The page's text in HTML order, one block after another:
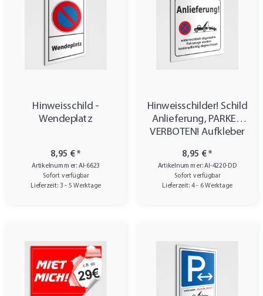
Hinweisschild -
Wendeplatz
8,95 €*
Artikelnummer: AI-6623
Sofort verfügbar
Lieferzeit: 3 - 5 Werktage
Hinweisschilder! Schild
Anlieferung, PARKEN
VERBOTEN! Aufkleber
8,95 €*
Artikelnummer: AI-4220-DD
Sofort verfügbar
Lieferzeit: 4 - 6 Werktage